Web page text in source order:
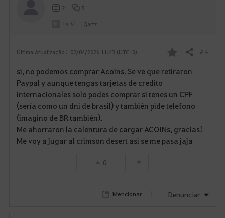
Última Atualização : 02/04/2026 11:43 (UTC-3)
v
r
o
Compartilhar # 4
si, no podemos comprar Acoins. Se ve que retiraron
Paypal y aunque tengas tarjetas de credito
internacionales solo podes comprar si tenes un CPF
(sería como un dni de brasil) y también pide telefono
(imagino de BR también).
Me ahorraron la calentura de cargar ACOINs, gracias!
Me voy a jugar al crimson desert asi se me pasa jaja
0
2 5
Lv 61 Qartz
Mencionar Denunciar